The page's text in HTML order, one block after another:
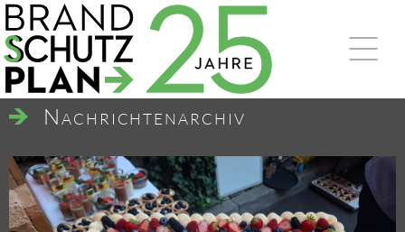
Nach­rich­ten­ar­chiv